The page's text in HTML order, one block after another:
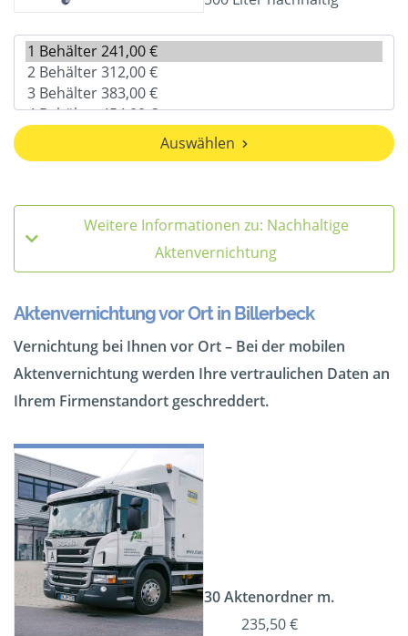
Auswählen
Weitere Informationen zu: Nachhaltige
Aktenvernichtung
Aktenvernichtung vor Ort in Billerbeck
Vernichtung bei Ihnen vor Ort – Bei der mobilen
Aktenvernichtung werden Ihre vertraulichen Daten an
Ihrem Firmenstandort geschreddert.
30 Aktenordner m.
235,50 €